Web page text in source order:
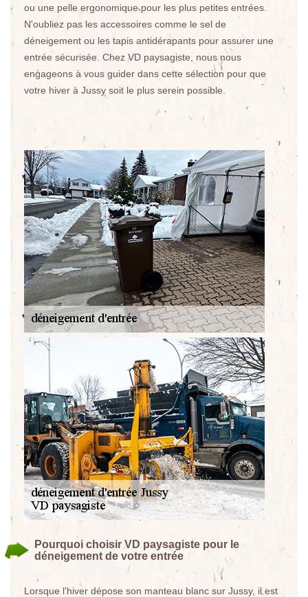
ou une pelle ergonomique pour les plus petites entrées.
N'oubliez pas les accessoires comme le sel de
déneigement ou les tapis antidérapants pour assurer une
entrée sécurisée. Chez VD paysagiste, nous nous
engageons à vous guider dans cette sélection pour que
votre hiver à Jussy soit le plus serein possible.
Pourquoi choisir VD paysagiste pour le
déneigement de votre entrée
Lorsque l'hiver dépose son manteau blanc sur Jussy, il est